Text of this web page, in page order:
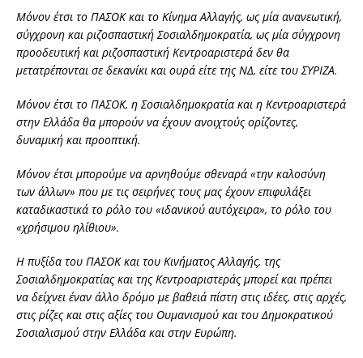
Μόνον έτσι το ΠΑΣΟΚ και το Κίνημα Αλλαγής, ως μία ανανεωτική,
σύγχρονη και ριζοσπαστική Σοσιαλδημοκρατία, ως μία σύγχρονη
προοδευτική και ριζοσπαστική Κεντροαριστερά δεν θα
μετατρέπονται σε δεκανίκι και ουρά είτε της ΝΔ, είτε του ΣΥΡΙΖΑ.
Μόνον έτσι το ΠΑΣΟΚ, η Σοσιαλδημοκρατία και η Κεντροαριστερά
στην Ελλάδα θα μπορούν να έχουν ανοιχτούς ορίζοντες,
δυναμική και προοπτική.
Μόνον έτσι μπορούμε να αρνηθούμε σθεναρά «την καλοσύνη
των άλλων» που με τις σειρήνες τους μας έχουν επιφυλάξει
καταδικαστικά το ρόλο του «ιδανικού αυτόχειρα», το ρόλο του
«χρήσιμου ηλίθιου».
Η πυξίδα του ΠΑΣΟΚ και του Κινήματος Αλλαγής, της
Σοσιαλδημοκρατίας και της Κεντροαριστεράς μπορεί και πρέπει
να δείχνει έναν άλλο δρόμο με βαθειά πίστη στις ιδέες, στις αρχές,
στις ρίζες και στις αξίες του Ουμανισμού και του Δημοκρατικού
Σοσιαλισμού στην Ελλάδα και στην Ευρώπη.